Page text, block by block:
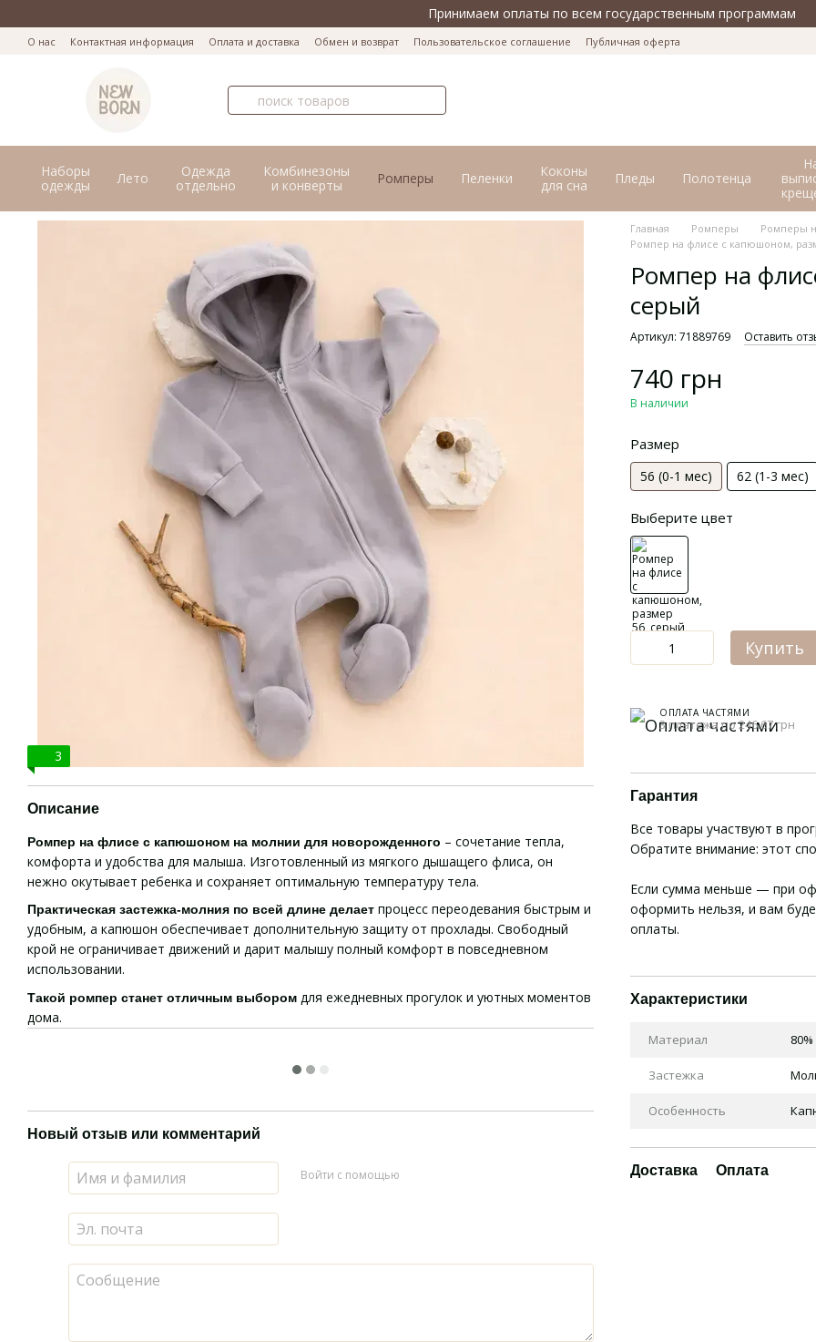
Принимаем оплаты по всем государственным программам
О нас Контактная информация Оплата и доставка Обмен и возврат Пользовательское соглашение Публичная оферта
Наборы
одежды
Лето
Одежда
отдельно
Комбинезоны
и конверты
Ромперы Пеленки
Коконы
для сна
Пледы Полотенца
3
Описание
Ромпер на флисе с капюшоном на молнии для новорожденного – сочетание тепла,
комфорта и удобства для малыша. Изготовленный из мягкого дышащего флиса, он
нежно окутывает ребенка и сохраняет оптимальную температуру тела.
Практическая застежка-молния по всей длине делает процесс переодевания быстрым и
удобным, а капюшон обеспечивает дополнительную защиту от прохлады. Свободный
крой не ограничивает движений и дарит малышу полный комфорт в повседневном
использовании.
Такой ромпер станет отличным выбором для ежедневных прогулок и уютных моментов
дома.
Новый отзыв или комментарий
Войти с помощью
Главная Ромперы
Ромперы
Ромпер на флисе с капюшоном,
Ромпер на
серый
Артикул: 71889769 Оставить
740 грн
В наличии
Размер
56 (0-1 мес) 62 (1-3 мес)
Выберите цвет
Купить
ОПЛАТА ЧАСТЯМИ
3 платежа по 246.67 грн
Гарантия
Все товары участвуют в
Обратите внимание: этот
Если сумма меньше — при
оформить нельзя, и вам
оплаты.
Характеристики
Материал
Застежка
Особенность
Доставка Оплата